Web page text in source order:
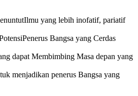
yang lebih inofatif, pariatif
Bangsa yang Cerdas
dapat Membimbing Masa depan yang
menjadikan penerus Bangsa yang